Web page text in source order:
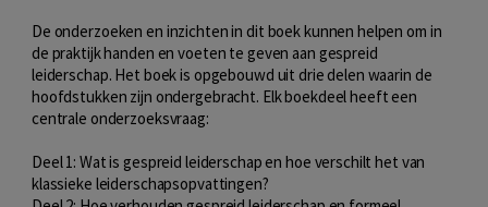
De onderzoeken en inzichten in dit boek kunnen helpen om in
de praktijk handen en voeten te geven aan gespreid
leiderschap. Het boek is opgebouwd uit drie delen waarin de
hoofdstukken zijn ondergebracht. Elk boekdeel heeft een
centrale onderzoeksvraag:
Deel 1: Wat is gespreid leiderschap en hoe verschilt het van
klassieke leiderschapsopvattingen?